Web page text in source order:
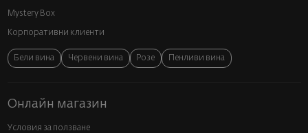
Mystery Box
Корпоративни клиенти
Бели вина Червени вина Розе Пенливи вина
Онлайн магазин
Условия за ползване